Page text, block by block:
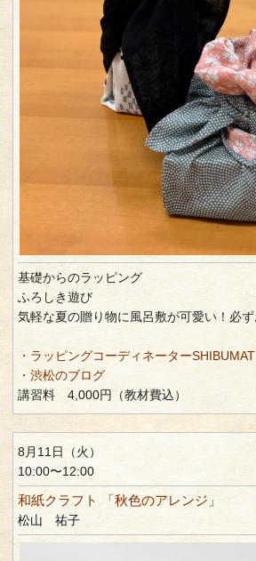
基礎からのラッピング
ふろしき遊び
気軽な夏の贈り物に風呂敷が可愛い！必
・ラッピングコーディネーター
・渋松のブログ
講習料 4,000円（教材費込）
8月11日（火）
10:00〜12:00
和紙クラフト 「秋色のアレンジ」
松山 祐子